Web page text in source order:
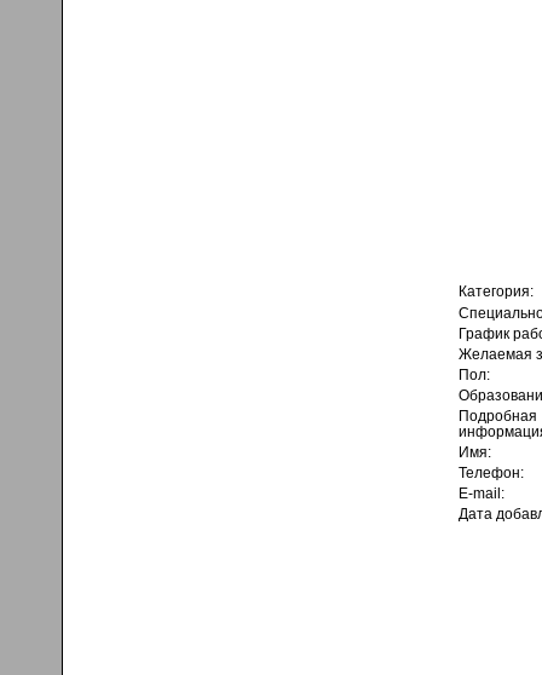
Категория:
График
Желаемая
Пол:
Подробная
Имя:
Телефон:
E-mail:
Дата